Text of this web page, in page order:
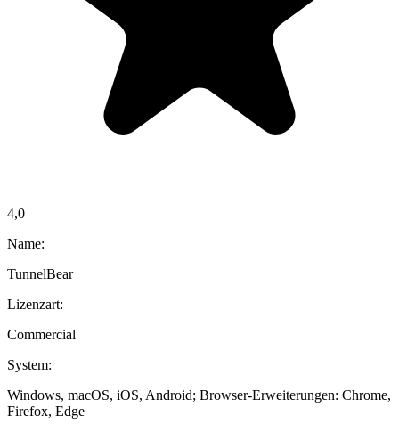
4,0
Name:
TunnelBear
Lizenzart:
Commercial
System:
Windows, macOS, iOS, Android; Browser-Erweiterungen: Chrome,
Firefox, Edge